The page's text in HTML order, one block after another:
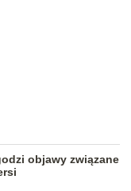
objawy związane